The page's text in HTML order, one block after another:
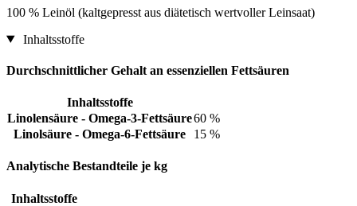
100 % Leinöl (kaltgepresst aus diätetisch wertvoller Leinsaat)
Inhaltsstoffe
Durchschnittlicher Gehalt an essenziellen Fettsäuren
Inhaltsstoffe
Linolensäure - Omega-3-Fettsäure60 %
Linolsäure - Omega-6-Fettsäure
15 %
Analytische Bestandteile je kg
Inhaltsstoffe